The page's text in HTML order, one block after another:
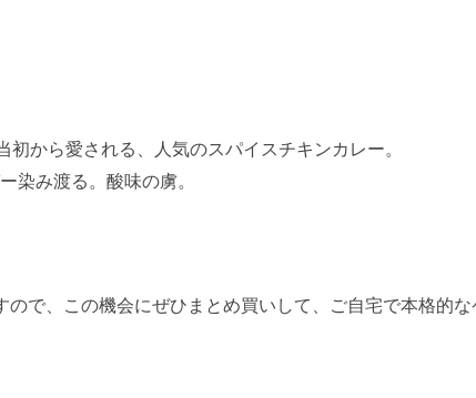
から愛される、人気のスパイスチキンカレー。
渡る。酸味の虜。
で、この機会にぜひまとめ買いして、ご自宅で本格的